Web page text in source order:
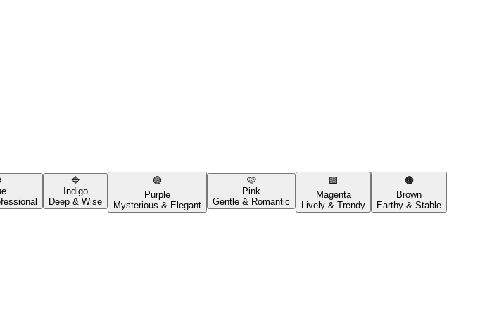
🔷
Indigo
Deep & Wise
🟣
Purple
Mysterious & Elegant
🩷
Pink
Gentle & Romantic
🟪
Magenta
Lively & Trendy
🟤
Brown
Earthy & Stable